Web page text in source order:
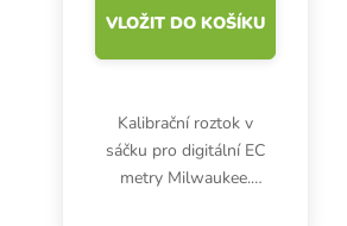
VLOŽIT DO KOŠÍKU
Kalibrační roztok v
sáčku pro digitální EC
metry Milwaukee.